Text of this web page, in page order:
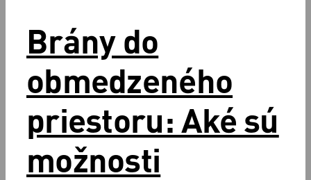
Brány do
obmedzeného
priestoru: Aké sú
možnosti